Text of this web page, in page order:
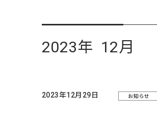
2023年 12月
2023年12月29日 お知らせ